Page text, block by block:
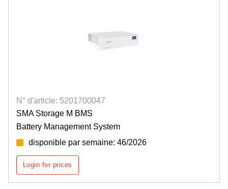
N° d'article: 5201700047
SMA Storage M BMS
Battery Management System
disponible par semaine: 46/2026
Login for prices